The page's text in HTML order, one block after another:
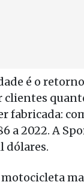
é o
fabricada:
a 2022. A
dólares.